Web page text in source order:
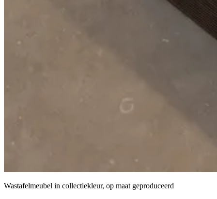
Wastafelmeubel in collectiekleur, op maat geproduceerd